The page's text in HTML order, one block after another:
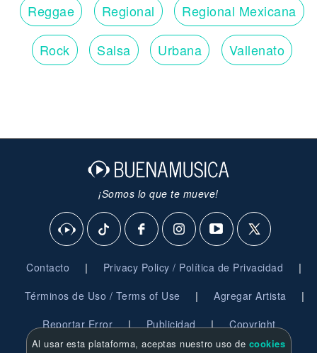
Reggae Regional Regional Mexicana
Rock Salsa Urbana Vallenato
¡Somos lo que te mueve!
Contacto | Privacy Policy / Política de Privacidad |
Términos de Uso / Terms of Use | Agregar Artista |
Reportar Error | Publicidad | Copyright
Al usar esta plataforma, aceptas nuestro uso de cookies